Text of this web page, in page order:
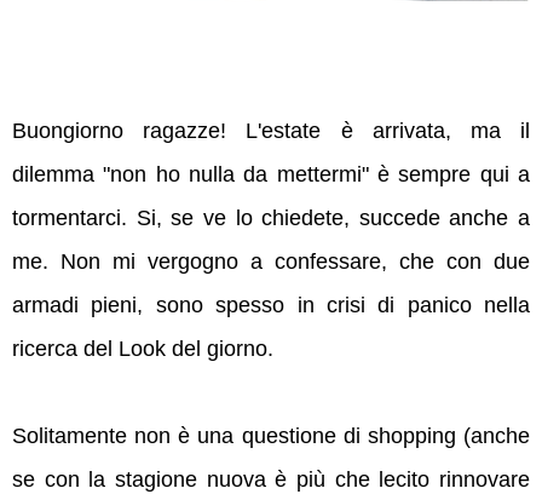
Buongiorno ragazze! L'estate è arrivata, ma il
dilemma "non ho nulla da mettermi" è sempre qui a
tormentarci. Si, se ve lo chiedete, succede anche a
me. Non mi vergogno a confessare, che con due
armadi pieni, sono spesso in crisi di panico nella
ricerca del Look del giorno.
Solitamente non è una questione di shopping (anche
se con la stagione nuova è più che lecito rinnovare